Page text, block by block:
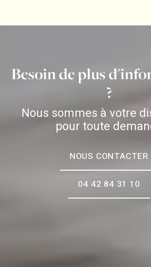
Besoin de plus
?
Nous sommes à votre
pour toute
NOUS CONTACTER
04 42 84 31 10